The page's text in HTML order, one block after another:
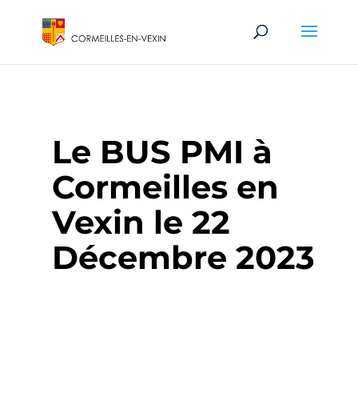
Le BUS PMI à
Cormeilles en
Vexin le 22
Décembre 2023